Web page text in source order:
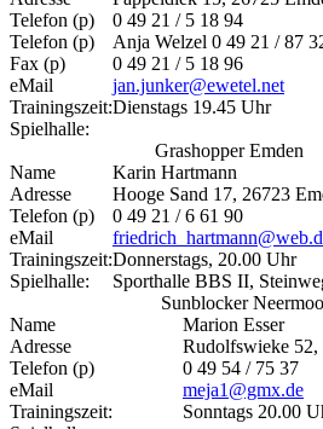
Telefon (p)
0 49 21 / 5 18 94
Telefon (p)
Anja Welzel 0 49 21 / 87
Fax (p)
0 49 21 / 5 18 96
eMail
jan.junker@ewetel.net
Trainingszeit:Dienstags 19.45 Uhr
Spielhalle:
Grashopper Emden
Name
Karin Hartmann
Adresse
Hooge Sand 17, 26723
Telefon (p)
0 49 21 / 6 61 90
eMail
Trainingszeit:Donnerstags, 20.00 Uhr
Spielhalle:
Sporthalle BBS II,
Sunblocker
Name
Marion Esser
Adresse
Rudolfswieke 52,
Telefon (p)
0 49 54 / 75 37
eMail
meja1@gmx.de
Trainingszeit:
Sonntags 20.00